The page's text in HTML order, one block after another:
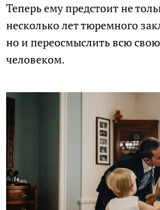
Теперь ему предстоит не
несколько лет тюремного
но и переосмыслить всю
человеком.